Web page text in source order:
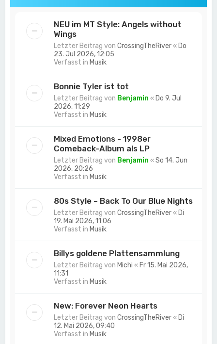
NEU im MT Style: Angels without
Wings
Letzter Beitrag vonCrossingTheRiver« Do
23. Jul 2026, 12:05
Verfasst in Musik
Bonnie Tyler ist tot
Letzter Beitrag von Benjamin « Do 9. Jul
2026, 11:29
Verfasst in Musik
Mixed Emotions - 1998er
Comeback-Album als LP
Letzter Beitrag von Benjamin «So 14. Jun
2026, 20:26
Verfasst in Musik
80s Style – Back To Our Blue Nights
Letzter Beitrag vonCrossingTheRiver« Di
19. Mai 2026, 11:06
Verfasst in Musik
Billys goldene Plattensammlung
Letzter Beitrag von Michi « Fr 15. Mai 2026,
11:31
Verfasst in Musik
New: Forever Neon Hearts
Letzter Beitrag vonCrossingTheRiver« Di
12. Mai 2026, 09:40
Verfasst in Musik